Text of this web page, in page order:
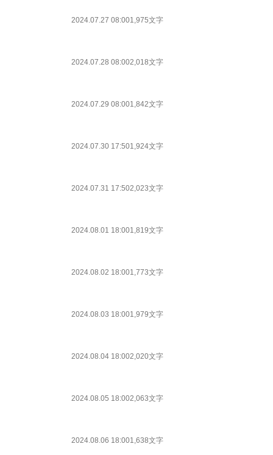
2024.07.27 08:001,975文字
2024.07.28 08:002,018文字
2024.07.29 08:001,842文字
2024.07.30 17:501,924文字
2024.07.31 17:502,023文字
2024.08.01 18:001,819文字
2024.08.02 18:001,773文字
2024.08.03 18:001,979文字
2024.08.04 18:002,020文字
2024.08.05 18:002,063文字
2024.08.06 18:001,638文字